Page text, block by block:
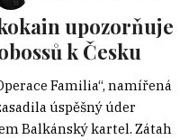
upozorňuje
k Česku
Familia“, namířená
úspěšný úder
Balkánský kartel. Zátah